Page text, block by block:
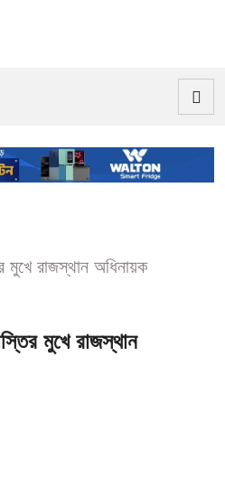
মুখে রাজস্থান অধিনায়ক
মুখে রাজস্থান